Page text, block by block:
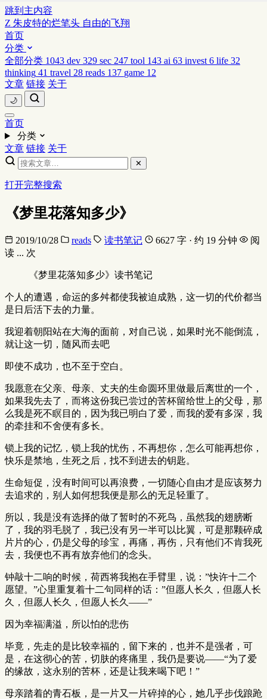
跳到主内容
Z 朱皮特的烂笔头 自由的飞翔
首页
分类
全部分类 1043 dev 329 sec 247 tool 143 ai 63 invest 6 life 32
thinking 41 travel 28 reads 137 game 12
文章 链接 关于
🌙
首页
分类
文章 链接 关于
✕
打开完整搜索
《梦里花落知多少》
2019/10/28 reads 读书笔记 6627 字 · 约 19 分钟
阅
读 ... 次
《梦里花落知多少》读书笔记
个人的遭遇，命运的多舛都使我被迫成熟，这一切的代价都当
是日后活下去的力量。
我迎着朝阳站在大海的面前，对自己说，如果时光不能倒流，
就让这一切，随风而去吧
即使不成功，也不至于空白。
我愿意在父亲、母亲、丈夫的生命圆环里做最后离世的一个，
如果我先去了，而将这份我已尝过的苦杯留给世上的父母，那
么我是死不瞑目的，因为我已明白了爱，而我的爱有多深，我
的牵挂和不舍便有多长。
锁上我的记忆，锁上我的忧伤，不再想你，怎么可能再想你，
快乐是禁地，生死之后，找不到进去的钥匙。
生命短促，没有时间可以再浪费，一切随心自由才是应该努力
去追求的，别人如何想我便是那么的无足轻重了。
所以，我是没有选择的做了暂时的不死鸟，虽然我的翅膀断
了，我的羽毛脱了，我已没有另一半可以比翼，可是那颗碎成
片片的心，仍是父母的珍宝，再痛，再伤，只有他们不肯我死
去，我便也不再有放弃他们的念头。
钟敲十二响的时候，荷西将我抱在手臂里，说：”快许十二个
愿望。”心里重复着十二句同样的话：”但愿人长久，但愿人长
久，但愿人长久，但愿人长久——”
因为幸福满溢，所以怕的悲伤
毕竟，先走的是比较幸福的，留下来的，也并不是强者，可
是，在这彻心的苦，切肤的疼痛里，我仍是要说——“为了爱
的缘故，这永别的苦杯，还是让我来喝下吧！”
母亲踏着的青石板，是一片又一片碎掉的心，她几乎步伐踉跄